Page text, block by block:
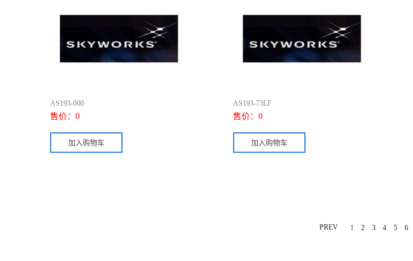
AS193-000
售价： 0
AS193-73LF
售价： 0
PREV 1 2 3 4 5 6